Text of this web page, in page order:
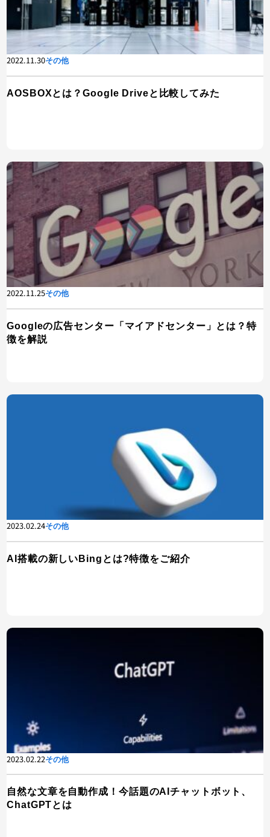
2022.11.30その他
AOSBOXとは？Google Driveと比較してみた
2022.11.25その他
Googleの広告センター「マイアドセンター」とは？特
徴を解説
2023.02.24その他
AI搭載の新しいBingとは?特徴をご紹介
2023.02.22その他
自然な文章を自動作成！今話題のAIチャットボット、
ChatGPTとは